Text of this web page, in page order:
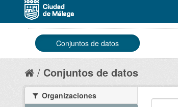
Conjuntos de datos
Conjuntos de datos
Organizaciones